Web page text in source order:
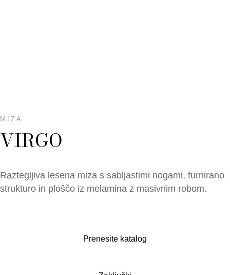
MIZA
VIRGO
Raztegljiva lesena miza s sabljastimi nogami, furnirano
strukturo in ploščo iz melamina z masivnim robom.
Prenesite katalog